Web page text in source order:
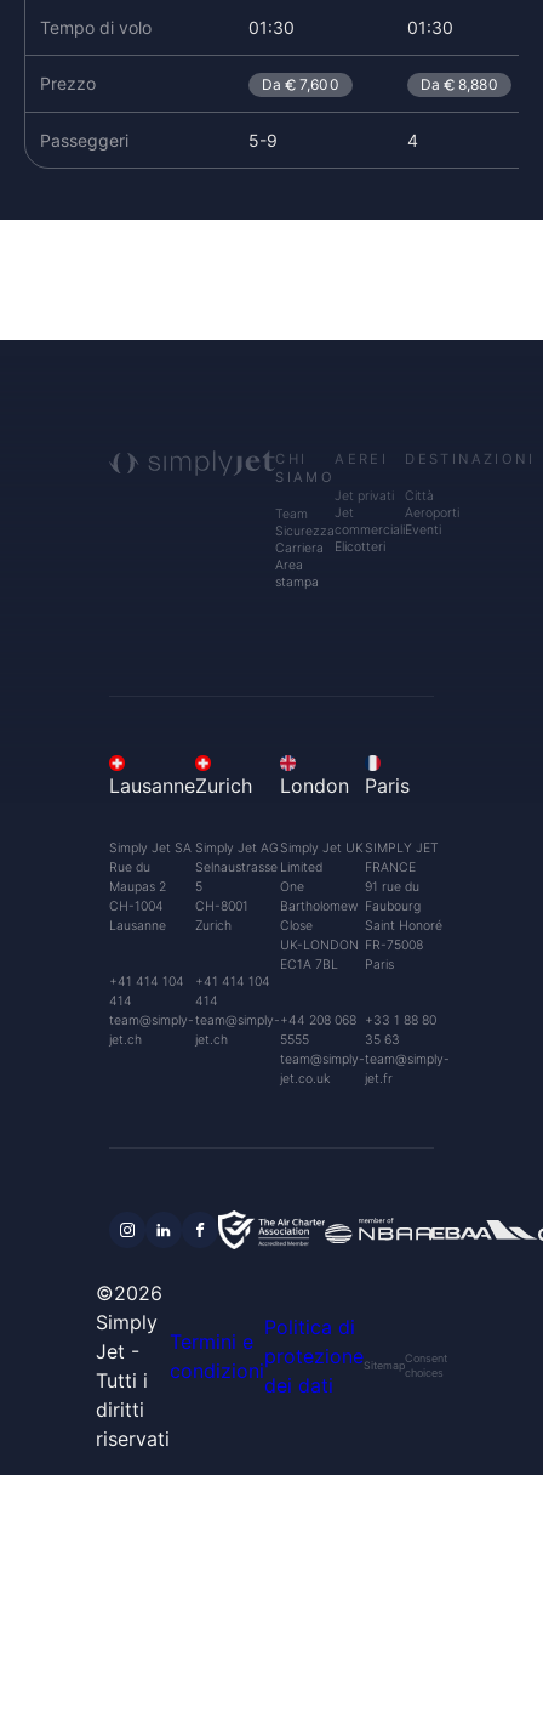
Tempo di volo 01:30 01:30
Prezzo Da 7,600 Da 8,880
Passeggeri 5-9 4
CHI
SIAMO
Team
Sicurezza
Carriera
Area
stampa
AEREI
Jet privati
Jet
commerciali
Elicotteri
DESTINAZIONI
Città
Aeroporti
Eventi
Lausanne
Simply Jet SA
Rue du
Maupas 2
CH-1004
Lausanne
+41 414 104
414
team@simply-
jet.ch
Zurich
Simply Jet AG
Selnaustrasse
5
CH-8001
Zurich
+41 414 104
414
team@simply-
jet.ch
London
Simply Jet UK
Limited
One
Bartholomew
Close
UK-LONDON
EC1A 7BL
+44 208 068
5555
team@simply-
jet.co.uk
Paris
SIMPLY JET
FRANCE
91 rue du
Faubourg
Saint Honoré
FR-75008
Paris
+33 1 88 80
35 63
team@simply-
jet.fr
©2026
Simply
Jet -
Tutti i
diritti
riservati
Termini e
condizioni
Politica di
protezione
dei dati
Sitemap
Consent
choices